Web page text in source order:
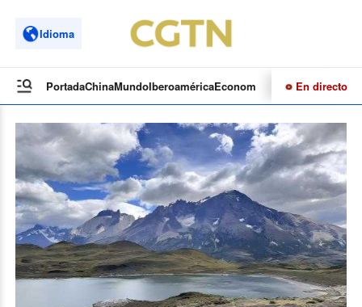
Idioma
PortadaChinaMundoIberoaméricaEconomía CulturaDeportes
En directo